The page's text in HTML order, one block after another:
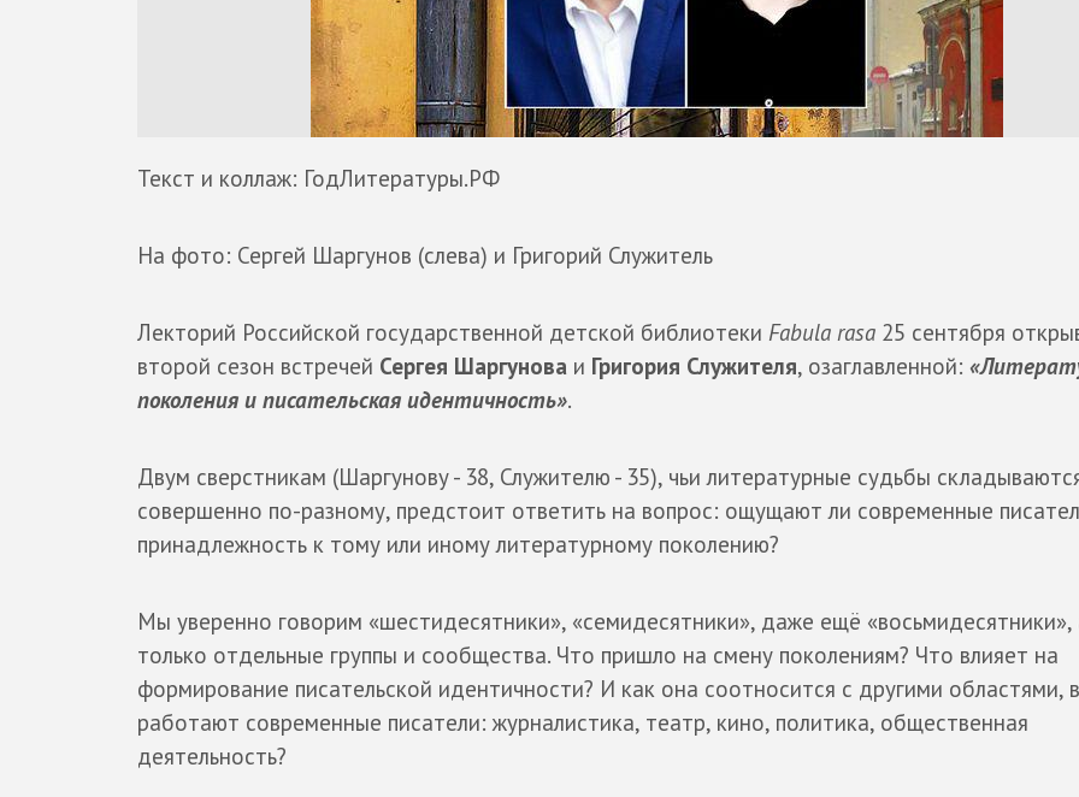
Текст и коллаж: ГодЛитературы.РФ
На фото: Сергей Шаргунов (слева) и Григорий Служитель
Лекторий Российской государственной детской библиотеки Fabula rasa 25 сентября
второй сезон встречей Сергея Шаргунова и Григория Служителя, озаглавленной:
поколения и писательская идентичность».
Двум сверстникам (Шаргунову - 38, Служителю - 35), чьи литературные судьбы
совершенно по-разному, предстоит ответить на вопрос: ощущают ли современные
принадлежность к тому или иному литературному поколению?
Мы уверенно говорим «шестидесятники», «семидесятники», даже ещё «восьмидесятники»,
только отдельные группы и сообщества. Что пришло на смену поколениям? Что влияет на
формирование писательской идентичности? И как она соотносится с другими областями,
работают современные писатели: журналистика, театр, кино, политика, общественная
деятельность?